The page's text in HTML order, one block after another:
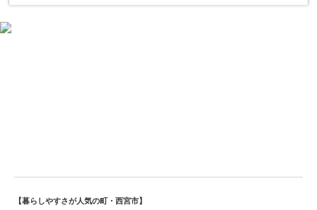
・耐震等級、耐風等級、劣化対策等級、維持管理対策等級、耐熱
【暮らしやすさが人気の町・西宮市】